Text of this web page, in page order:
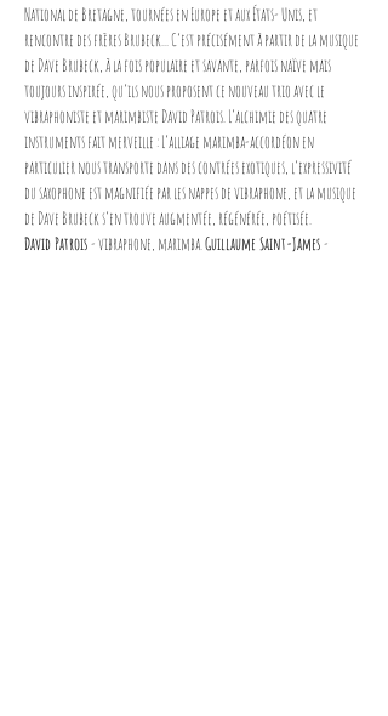
National de Bretagne, tournées en Europe et aux États- Unis, et
rencontre des frères Brubeck... C’est précisément à partir de la musique
de Dave Brubeck, à la fois populaire et savante, parfois naïve mais
toujours inspirée, qu’ils nous proposent ce nouveau trio avec le
vibraphoniste et marimbiste David Patrois. L’alchimie des quatre
instruments fait merveille : L’alliage marimba-accordéon en
particulier nous transporte dans des contrées exotiques, l’expressivité
du saxophone est magnifiée par les nappes de vibraphone, et la musique
de Dave Brubeck s’en trouve augmentée, régénérée, poétisée.
David Patrois - vibraphone, marimba. Guillaume Saint-James -